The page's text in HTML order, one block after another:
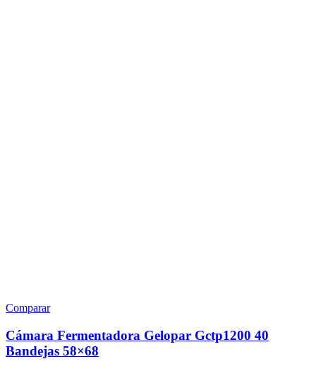
Comparar
Cámara Fermentadora Gelopar Gctp1200 40
Bandejas 58×68